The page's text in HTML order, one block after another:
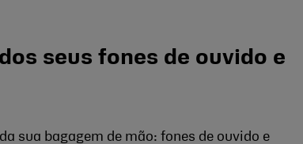
seus fones de ouvido e
sua bagagem de mão: fones de ouvido e